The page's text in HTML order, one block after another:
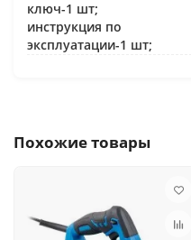
ключ-1 шт;
инструкция по
эксплуатации-1 шт;
Похожие товары